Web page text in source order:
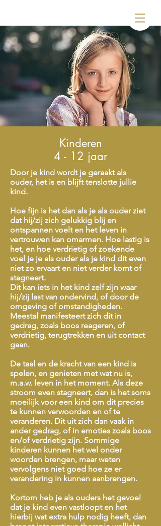
Kinderen
4 - 12 jaar
Door je kind wordt je geraakt als
ouder, het is en blijft tenslotte jullie
kind.
Hoe fijn is het dan als je als ouder ziet
dat hij/zij zich gelukkig blij en
ontspannen voelt en het leven in
vertrouwen kan omarmen. Hoe lastig is
het, en hoe verdrietig of zoekende
voel je je als ouder als je kind dit even
niet zo ervaart en niet verder komt of
stagneert.
Dit kan iets in het kind zelf zijn waar
hij/zij last van ondervind, of door de
omgeving of omstandigheden.
Meestal manifesteert zich dit in
gedrag, zoals boos reageren, of
verdrietig, terugtrekken en uit contact
gaan.
De taal en de kracht van een kind is
spelen, en genieten met wat nu is,
m.a.w. leven in het moment. Als deze
stroom even stagneert, dan is het soms
moeilijk voor een kind om dit precies
te kunnen verwoorden en of te
veranderen. Dit uit zich dan vaak in
ander gedrag, of in emoties zoals boos
en/of verdrietig zijn. Sommige
kinderen kunnen het wel onder
woorden brengen, maar weten
vervolgens niet goed hoe ze er
verandering in kunnen aanbrengen.
Kortom heb je als ouders het gevoel
dat je kind even vastloopt en het
hierbij wat extra hulp nodig heeft, dan